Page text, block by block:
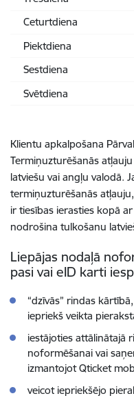
Ceturtdiena
Piektdiena
Sestdiena
Svētdiena
Klientu apkalpošana
Termiņuzturēšanās
latviešu vai angļu valodā.
termiņuzturēšanās
ir tiesības ierasties kopā
nodrošina tulkošanu
Liepājas nodaļā
pasi vai eID karti
“dzīvās” rindas
iepriekš veikta
iestājoties attālinātajā
noformēšanai vai
izmantojot Qticket
veicot iepriekšējo